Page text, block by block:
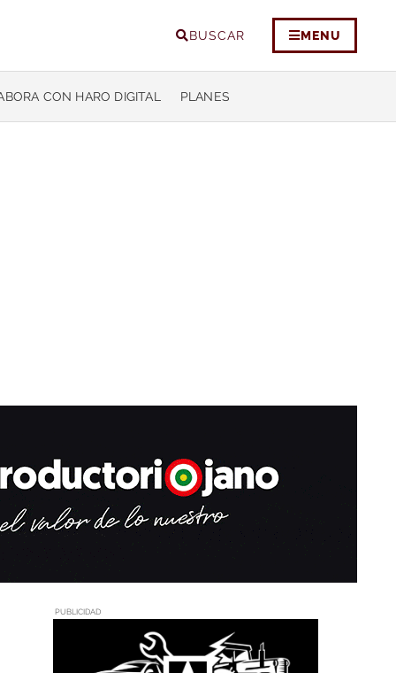
BUSCAR MENU
CON HARO DIGITAL PLANES
PUBLICIDAD